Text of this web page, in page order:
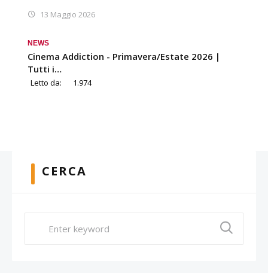
13 Maggio 2026
NEWS
Cinema Addiction - Primavera/Estate 2026 |
Tutti i…
Letto da: 1.974
CERCA